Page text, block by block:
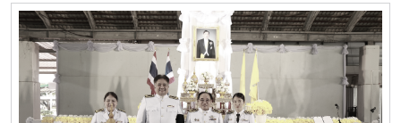
วิสาหกิจกลุ่มเกษตรกรเพื่อการเกษตรอย่างยั่งยืนบ้านหนองแฝก
3. ประเภทนวัตกรชุมชน รางวัล "ประกาศเกียรติคุณ" โดย คุณ
เฉลิมชัย จันทร์ชา ประธานวิสาหกิจชุมชนเกษตรกรรมพื้นบ้าน
ตำบลสำราญราษฎร์ 4. ประเภทนวัตกรรมเทคโนโลยีที่เหมาะสม
รางวัล "ประกาศเกียรติคุณ" โดย คณะนักวิจัยและนวัตกรชุมชน .
#TDSMJU #TD #TourismDevelopment #มหาวิทยาลัยแม่โจ้
#คณะพัฒนาการท่องเที่ยว #ท่องเที่ยวแม่โจ้